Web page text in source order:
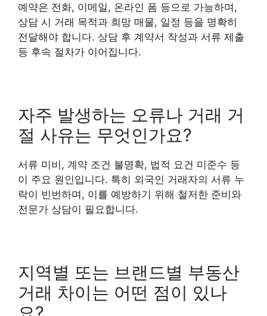
예약은 전화, 이메일, 온라인 폼 등으로 가능하며,
상담 시 거래 목적과 희망 매물, 일정 등을 명확히
전달해야 합니다. 상담 후 계약서 작성과 서류 제출
등 후속 절차가 이어집니다.
자주 발생하는 오류나 거래 거
절 사유는 무엇인가요?
서류 미비, 계약 조건 불명확, 법적 요건 미준수 등
이 주요 원인입니다. 특히 외국인 거래자의 서류 누
락이 빈번하며, 이를 예방하기 위해 철저한 준비와
전문가 상담이 필요합니다.
지역별 또는 브랜드별 부동산
거래 차이는 어떤 점이 있나